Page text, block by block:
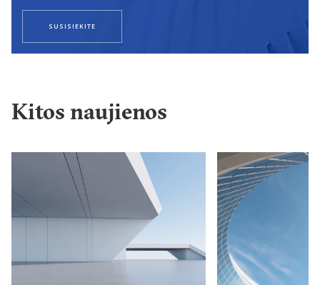
SUSISIEKITE
Kitos naujienos